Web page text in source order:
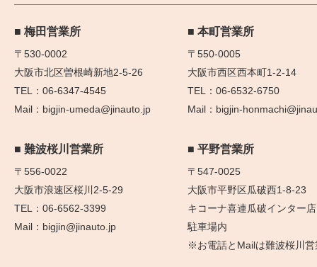
梅田営業所
〒530-0002
大阪市北区曽根崎新地2-5-26
06-6347-4545
bigjin-umeda@jinauto.jp
本町営業所
〒550-0005
大阪市西区西本町1-2-14
06-6532-6750
bigjin-
難波桜川営業所
〒556-0022
大阪市浪速区桜川2-5-29
06-6562-3399
bigjin@jinauto.jp
平野営業所
〒547-0025
大阪市平野区瓜破西1-8-23
キコーナ喜連瓜破インター店
駐車場内
※お電話とMailは難波桜川営